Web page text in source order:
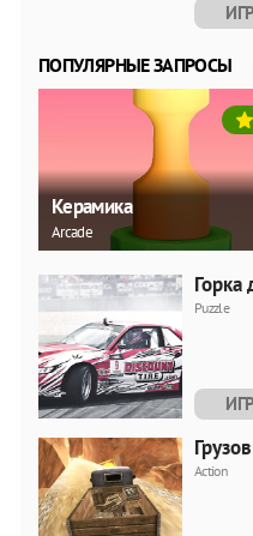
ПОПУЛЯРНЫЕ ЗАПРОСЫ
Керамика
Arcade
Puzzle
Action